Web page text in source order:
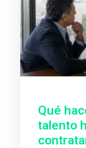
Qué
talento